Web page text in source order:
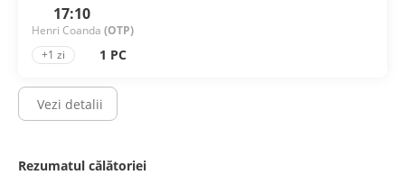
17:10
Henri Coanda (OTP)
+1 zi
1 PC
Vezi detalii
Rezumatul călătoriei